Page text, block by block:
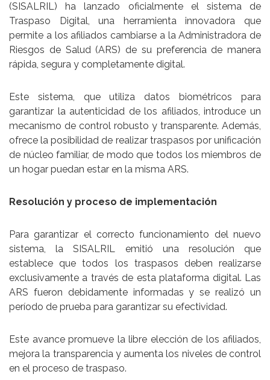
(SISALRIL) ha lanzado oficialmente el sistema de
Traspaso Digital, una herramienta innovadora que
permite a los afiliados cambiarse a la Administradora de
Riesgos de Salud (ARS) de su preferencia de manera
rápida, segura y completamente digital.
Este sistema, que utiliza datos biométricos para
garantizar la autenticidad de los afiliados, introduce un
mecanismo de control robusto y transparente. Además,
ofrece la posibilidad de realizar traspasos por unificación
de núcleo familiar, de modo que todos los miembros de
un hogar puedan estar en la misma ARS.
Resolución y proceso de implementación
Para garantizar el correcto funcionamiento del nuevo
sistema, la SISALRIL emitió una resolución que
establece que todos los traspasos deben realizarse
exclusivamente a través de esta plataforma digital. Las
ARS fueron debidamente informadas y se realizó un
período de prueba para garantizar su efectividad.
Este avance promueve la libre elección de los afiliados,
mejora la transparencia y aumenta los niveles de control
en el proceso de traspaso.